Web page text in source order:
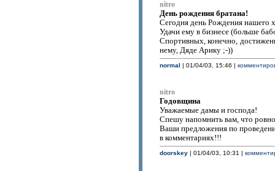
nitro
День рождения братана!
Сегодня день Рождения
Удачи ему в бизнесе (больше
Спортивных, конечно,
нему, Дяде Арику ;-))
normal | 01/04/03, 15:46 |
nitro
Годовщина
Уважаемые дамы и господа!
Спешу напомнить вам, что
Ваши предложения по
в комментариях!!!
doorskey| 01/04/03, 10:31 |